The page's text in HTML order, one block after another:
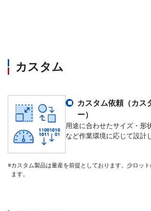
質量
適用型式 (2011年以前)
カスタム
カスタム依頼（カス
ー）
用途に合わせたサイズ・形
など作業環境に応じて設計
※カスタム製品は量産を前提としております。少ロッ
ます。